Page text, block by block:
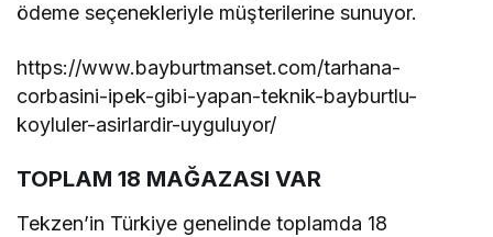
ödeme seçenekleriyle müşterilerine sunuyor.
https://www.bayburtmanset.com/tarhana-
corbasini-ipek-gibi-yapan-teknik-bayburtlu-
koyluler-asirlardir-uyguluyor/
TOPLAM 18 MAĞAZASI VAR
Tekzen’in Türkiye genelinde toplamda 18